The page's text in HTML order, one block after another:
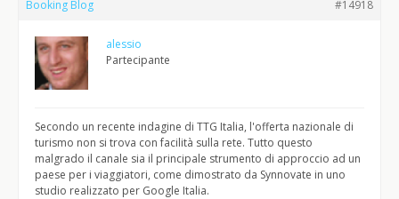
Booking Blog
#14918
alessio
Partecipante
Secondo un recente indagine di TTG Italia, l'offerta nazionale di
turismo non si trova con facilità sulla rete. Tutto questo
malgrado il canale sia il principale strumento di approccio ad un
paese per i viaggiatori, come dimostrato da Synnovate in uno
studio realizzato per Google Italia.